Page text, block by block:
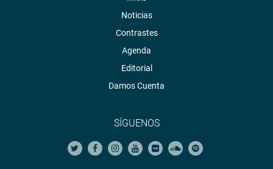
Noticias
Contrastes
Agenda
Editorial
Damos Cuenta
SÍGUENOS